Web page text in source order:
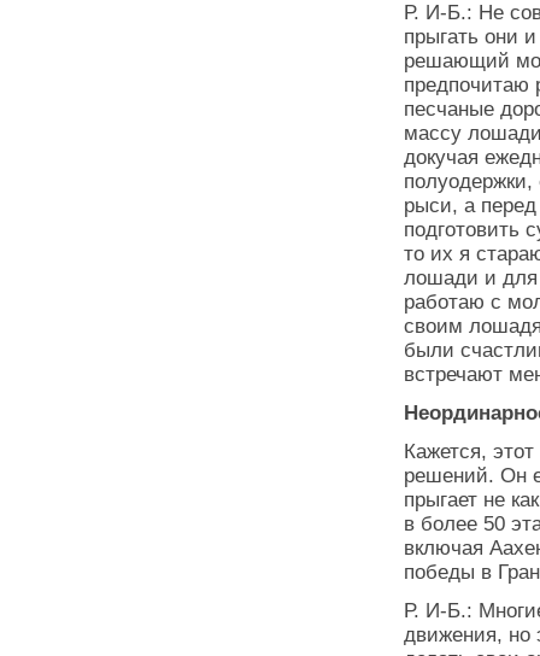
Р. И-Б.: Не
прыгать они
решающий
предпочитаю
песчаные
массу
докучая
рыси, а
подготовить
то их я
лошади и для
работаю с
своим
были
встречают
Кажется,
решений. Он
прыгает не
в более 50
включая
победы в
Р. И-Б.:
движения, но